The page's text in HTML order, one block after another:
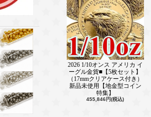
2026 1/10オンス アメリカ イ
ーグル金貨■【5枚セット】
（17mmクリアケース付き）
新品未使用【地金型コイン
特集】
455,846円(税込)